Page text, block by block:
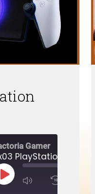
Gamer
PlayStation Portal
REPRODUCIR